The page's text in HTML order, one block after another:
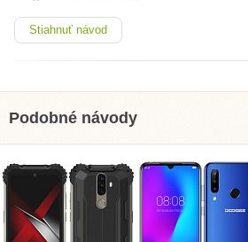
Stiahnuť návod
Podobné návody